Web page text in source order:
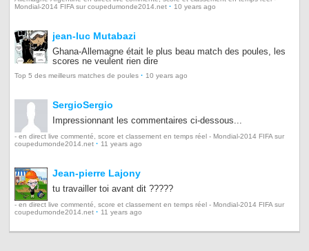
Mondial-2014 FIFA sur coupedumonde2014.net · 10 years ago
jean-luc Mutabazi
Ghana-Allemagne était le plus beau match des poules, les
scores ne veulent rien dire
Top 5 des meilleurs matches de poules · 10 years ago
SergioSergio
Impressionnant les commentaires ci-dessous...
- en direct live commenté, score et classement en temps réel - Mondial-2014 FIFA sur
coupedumonde2014.net · 11 years ago
Jean-pierre Lajony
tu travailler toi avant dit ?????
- en direct live commenté, score et classement en temps réel - Mondial-2014 FIFA sur
coupedumonde2014.net · 11 years ago